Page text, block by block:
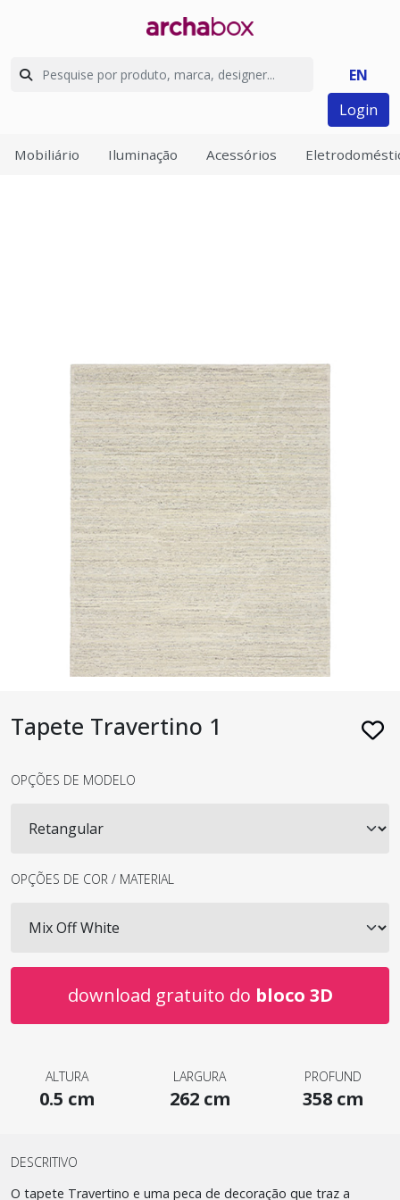
EN
Login
Mobiliário Iluminação Acessórios
Tapete Travertino 1
OPÇÕES DE MODELO
OPÇÕES DE COR / MATERIAL
download gratuito do bloco 3D
ALTURA
0.5 cm
LARGURA
262 cm
PROFUND
358 cm
DESCRITIVO
O tapete Travertino e uma peca de decoração que traz a